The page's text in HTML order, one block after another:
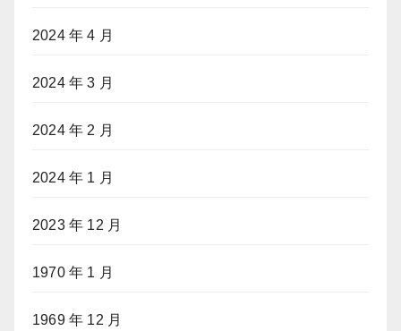
2024 年 4 月
2024 年 3 月
2024 年 2 月
2024 年 1 月
2023 年 12 月
1970 年 1 月
1969 年 12 月